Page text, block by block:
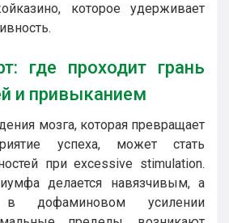
которое удерживает
где проходит грань
и привыканием
мозга, которая превращает
успеха, может стать
при excessive stimulation.
делается навязчивым, а
в дофаминовом усилении